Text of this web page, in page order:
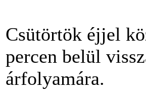
Csütörtök éjjel
percen belül
árfolyamára.